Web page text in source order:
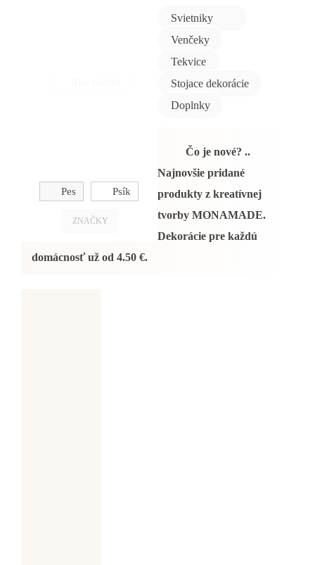
Pes Psík
ZNAČKY
Svietniky
Venčeky
Tekvice
Stojace dekorácie
Doplnky
Čo je nové? ..
Najnovšie pridané
produkty z kreatívnej
tvorby MONAMADE.
Dekorácie pre každú
domácnosť už od 4.50 €.